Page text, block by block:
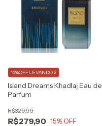
Island Dreams Khadlaj Eau de
Parfum
R$279,90
R$329,99
15% OFF
15%OFF LEVANDO 2